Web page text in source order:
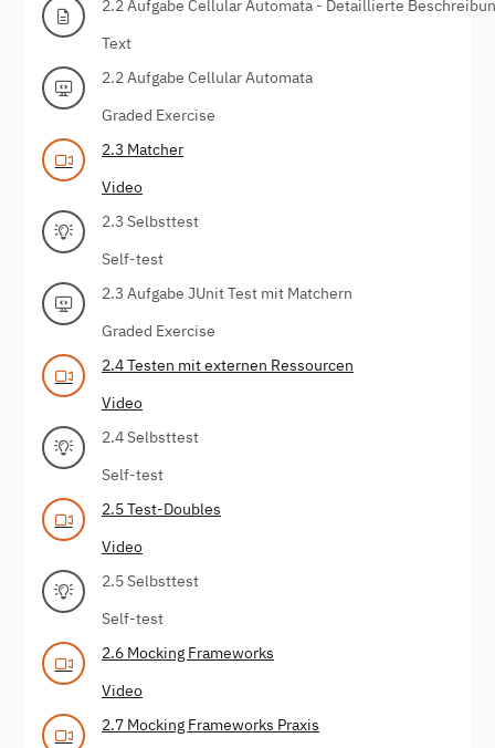
2.2 Aufgabe Cellular Automata - Detaillierte
Text
2.2 Aufgabe Cellular Automata
Graded Exercise
2.3 Matcher
Video
2.3 Selbsttest
Self-test
2.3 Aufgabe JUnit Test mit Matchern
Graded Exercise
2.4 Testen mit externen Ressourcen
Video
2.4 Selbsttest
Self-test
2.5 Test-Doubles
Video
2.5 Selbsttest
Self-test
2.6 Mocking Frameworks
Video
2.7 Mocking Frameworks Praxis